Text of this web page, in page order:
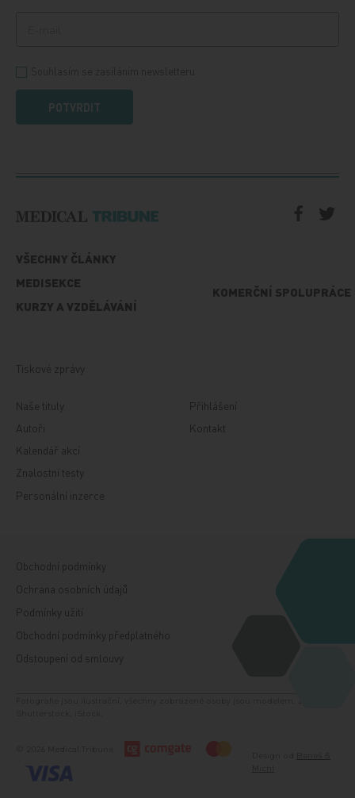
POTVRDIT
VŠECHNY ČLÁNKY
MEDISEKCE
KURZY A VZDĚLÁVÁNÍ
KOMERČNÍ SPOLUPRÁCE
Tiskové zprávy
Naše tituly
Autoři
Kalendář akcí
Znalostní testy
Personální inzerce
Přihlášení
Kontakt
Obchodní podmínky
Ochrana osobních údajů
Podmínky užití
Obchodní podmínky předplatného
Odstoupení od smlouvy